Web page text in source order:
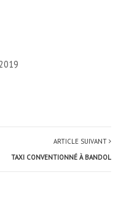
ARTICLE SUIVANT
TAXI CONVENTIONNÉ À BANDOL